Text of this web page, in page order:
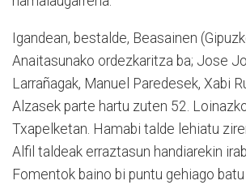
Igandean, bestalde, Beasainen
Anaitasunako ordezkaritza ba; Jose
Larrañagak, Manuel Paredesek, Xabi
Alzasek parte hartu zuten 52.
Txapelketan. Hamabi talde lehiatu
Alfil taldeak erraztasun handiarekin
Fomentok baino bi puntu gehiago